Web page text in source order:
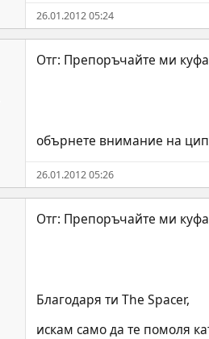
26.01.2012 05:24
обърнете внимание на
26.01.2012 05:26
Благодаря ти The Spacer,
искам само да те помоля